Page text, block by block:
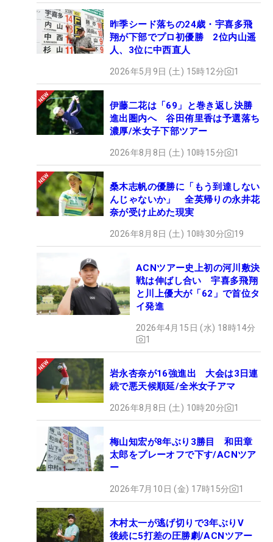
昨季シード落ちの24歳・宇喜多飛
翔が下部でプロ初優勝 2位内山遥
人、3位に中西直人
2026年5月9日 (土) 15時12分 1
伊藤二花は「69」と巻き返し決勝
進出圏内へ 谷田侑里香は予選落ち
濃厚/米女子下部ツアー
2026年8月8日 (土) 10時15分 1
桑木志帆の優勝に「もう到達しない
んじゃないか」 全英帰りの永井花
奈が受け止めた現実
2026年8月8日 (土) 10時30分 19
ACNツアー史上初の河川敷決
戦は伸ばし合い 宇喜多飛翔
と川上優大が「62」で首位タ
イ発進
2026年4月15日 (水) 18時14分
1
岩永杏奈が16強進出 大会は3日連
続で悪天候順延/全米女子アマ
2026年8月8日 (土) 10時20分 1
梅山知宏が8年ぶり3勝目 和田章
太郎をプレーオフで下す/ACNツア
ー
2026年7月10日 (金) 17時15分 1
木村太一が逃げ切りで3年ぶりV
後続に5打差の圧勝劇/ACNツアー